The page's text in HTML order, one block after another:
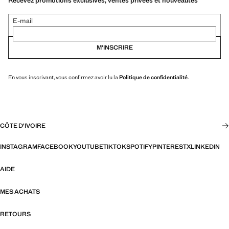
E-mail
M’INSCRIRE
En vous inscrivant, vous confirmez avoir lu laPolitique de confidentialité.
CÔTE D'IVOIRE
INSTAGRAMFACEBOOKYOUTUBETIKTOKSPOTIFYPINTERESTXLINKEDIN
AIDE
MES ACHATS
RETOURS